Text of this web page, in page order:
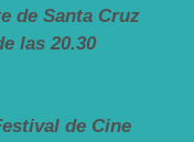
de Santa Cruz
las 20.30
de Cine